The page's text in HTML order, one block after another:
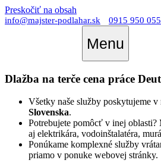
Preskočiť na obsah
info@majster-podlahar.sk 0915 950 055
Menu
Dlažba na terče cena práce
Všetky naše služby poskytujeme v
Slovenska.
Potrebujete pomôcť v inej oblasti?
aj elektrikára, vodoinštalatéra,
Ponúkame komplexné služby
priamo v ponuke webovej stránky.